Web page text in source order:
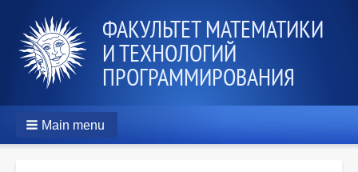
ФАКУЛЬТЕТ МАТЕМАТИКИ
И ТЕХНОЛОГИЙ
ПРОГРАММИРОВАНИЯ
Main menu